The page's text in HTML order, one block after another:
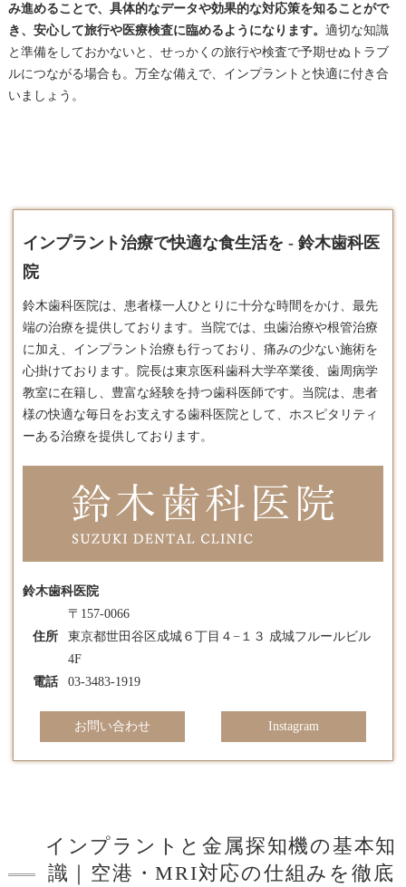
み進めることで、具体的なデータや効果的な対応策を知ることがで
き、安心して旅行や医療検査に臨めるようになります。 適切な知識
と準備をしておかないと、せっかくの旅行や検査で予期せぬトラブ
ルにつながる場合も。万全な備えで、インプラントと快適に付き合
いましょう。
インプラント治療で快適な食生活を - 鈴木歯科医
院
鈴木歯科医院は、患者様一人ひとりに十分な時間をかけ、最先
端の治療を提供しております。​当院では、虫歯治療や根管治療
に加え、 インプラント 治療も行っており、痛みの少ない施術を
心掛けております。​院長は東京医科歯科大学卒業後、歯周病学
教室に在籍し、豊富な経験を持つ歯科医師です。​当院は、患者
様の快適な毎日をお支えする歯科医院として、ホスピタリティ
ーある治療を提供しております。
鈴木歯科医院
住所
〒157-0066
東京都世田谷区成城６丁目４−１３ 成城フルールビル
4F
電話
03-3483-1919
お問い合わせ Instagram
インプラントと金属探知機の基本知
識｜空港・MRI対応の仕組みを徹底